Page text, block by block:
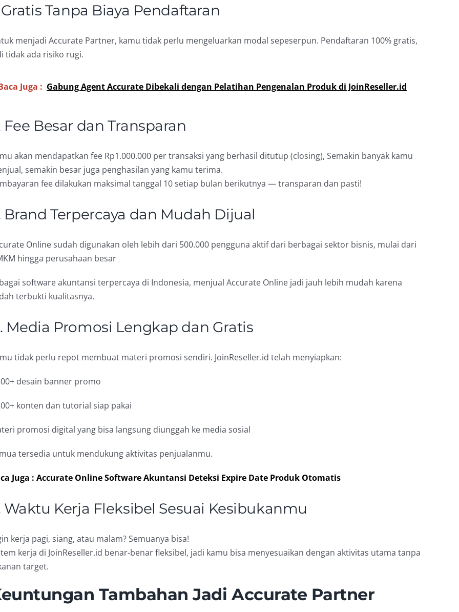
Gratis Tanpa Biaya Pendaftaran
menjadi Accurate Partner, kamu tidak perlu mengeluarkan modal sepeserpun. Pendaftaran 100% gratis,
tidak ada risiko rugi.
Juga : Gabung Agent Accurate Dibekali dengan Pelatihan Pengenalan Produk di JoinReseller.id
Fee Besar dan Transparan
akan mendapatkan fee Rp1.000.000 per transaksi yang berhasil ditutup (closing), Semakin banyak kamu
semakin besar juga penghasilan yang kamu terima.
fee dilakukan maksimal tanggal 10 setiap bulan berikutnya — transparan dan pasti!
Brand Terpercaya dan Mudah Dijual
Online sudah digunakan oleh lebih dari 500.000 pengguna aktif dari berbagai sektor bisnis, mulai dari
hingga perusahaan besar
software akuntansi terpercaya di Indonesia, menjual Accurate Online jadi jauh lebih mudah karena
terbukti kualitasnya.
Media Promosi Lengkap dan Gratis
tidak perlu repot membuat materi promosi sendiri. JoinReseller.id telah menyiapkan:
desain banner promo
konten dan tutorial siap pakai
promosi digital yang bisa langsung diunggah ke media sosial
tersedia untuk mendukung aktivitas penjualanmu.
Juga : Accurate Online Software Akuntansi Deteksi Expire Date Produk Otomatis
Waktu Kerja Fleksibel Sesuai Kesibukanmu
kerja pagi, siang, atau malam? Semuanya bisa!
kerja di JoinReseller.id benar-benar fleksibel, jadi kamu bisa menyesuaikan dengan aktivitas utama tanpa
target.
Tambahan Jadi Accurate Partner